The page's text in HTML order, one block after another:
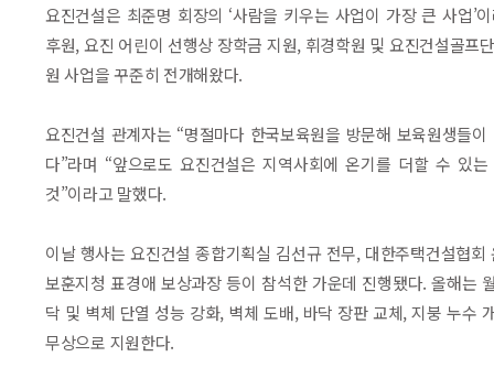
요진건설은 최준명 회장의 ‘사람을 키우는 사업이 가장 큰 사업’
후원, 요진 어린이 선행상 장학금 지원, 휘경학원 및 요진건설골프
원 사업을 꾸준히 전개해왔다.
요진건설 관계자는 “명절마다 한국보육원을 방문해 보육원생들
다”라며 “앞으로도 요진건설은 지역사회에 온기를 더할 수 있
것”이라고 말했다.
이날 행사는 요진건설 종합기획실 김선규 전무, 대한주택건설협
보훈지청 표경애 보상과장 등이 참석한 가운데 진행됐다. 올해는
닥 및 벽체 단열 성능 강화, 벽체 도배, 바닥 장판 교체, 지붕 누수
무상으로 지원한다.